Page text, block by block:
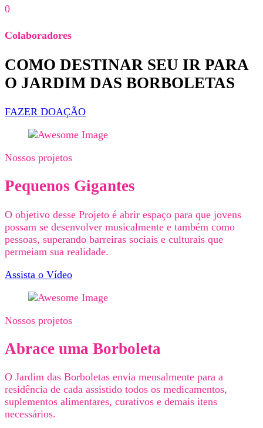
0
Colaboradores
COMO DESTINAR SEU IR PARA
O JARDIM DAS BORBOLETAS
FAZER DOAÇÃO
Nossos projetos
Pequenos Gigantes
O objetivo desse Projeto é abrir espaço para que jovens
possam se desenvolver musicalmente e também como
pessoas, superando barreiras sociais e culturais que
permeiam sua realidade.
Assista o Vídeo
Nossos projetos
Abrace uma Borboleta
O Jardim das Borboletas envia mensalmente para a
residência de cada assistido todos os medicamentos,
suplementos alimentares, curativos e demais itens
necessários.